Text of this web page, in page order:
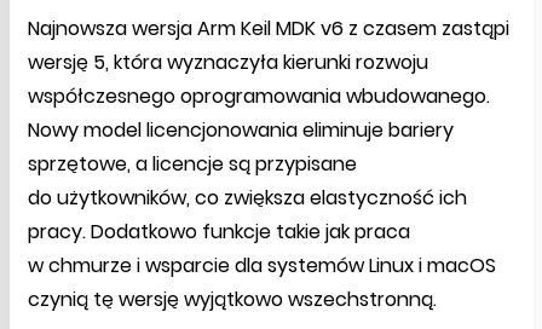
Najnowsza wersja Arm Keil MDK v6 z czasem zastąpi
wersję 5, która wyznaczyła kierunki rozwoju
współczesnego oprogramowania wbudowanego.
Nowy model licencjonowania eliminuje bariery
sprzętowe, a licencje są przypisane
do użytkowników, co zwiększa elastyczność ich
pracy. Dodatkowo funkcje takie jak praca
w chmurze i wsparcie dla systemów Linux i macOS
czynią tę wersję wyjątkowo wszechstronną.